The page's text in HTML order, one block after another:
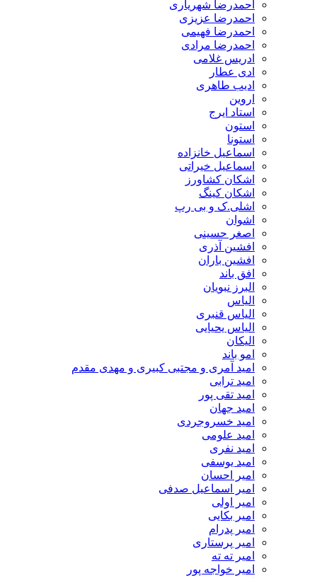
احمدرضا شهریاری
احمدرضا عزیزی
احمدرضا فهیمی
احمدرضا مرادی
ادریس غلامی
ادی عطار
ادیب طاهری
اروین
استاد ایرج
استون
استونا
اسماعیل خانزاده
اسماعیل خیراتی
اشکان کشاورز
اشکان کینگ
اشلی.ک و بی رپ
اشوان
اصغر حسینی
افشین آذری
افشین باران
افق باند
البرز نبویان
الیاس
الیاس قنبرى
الیاس یحیایی
الیکان
امو باند
امید آمری و مجتبی کبیری و مهدى مقدم
امید ترابی
امید تقی پور
امید جهان
امید خسروجردی
امید علومی
امید نفری
امید یوسفی
امیر احسان
امیر اسماعیل صدفی
امیر اولی
امیر بکایی
امیر پدرام
امیر پرستاری
امیر ته ته
امیر خواجه پور